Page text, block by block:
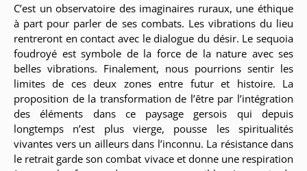
C’est un observatoire des imaginaires ruraux, une éthique
à part pour parler de ses combats. Les vibrations du lieu
rentreront en contact avec le dialogue du désir. Le sequoia
foudroyé est symbole de la force de la nature avec ses
belles vibrations. Finalement, nous pourrions sentir les
limites de ces deux zones entre futur et histoire. La
proposition de la transformation de l’être par l’intégration
des éléments dans ce paysage gersois qui depuis
longtemps n’est plus vierge, pousse les spiritualités
vivantes vers un ailleurs dans l’inconnu. La résistance dans
le retrait garde son combat vivace et donne une respiration